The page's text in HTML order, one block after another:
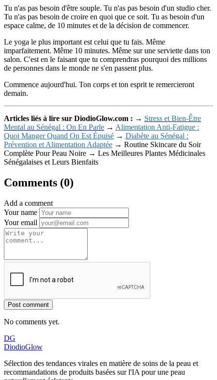
Tu n'as pas besoin d'être souple. Tu n'as pas besoin d'un studio cher.
Tu n'as pas besoin de croire en quoi que ce soit. Tu as besoin d'un
espace calme, de 10 minutes et de la décision de commencer.
Le yoga le plus important est celui que tu fais. Même
imparfaitement. Même 10 minutes. Même sur une serviette dans ton
salon. C'est en le faisant que tu comprendras pourquoi des millions
de personnes dans le monde ne s'en passent plus.
Commence aujourd'hui. Ton corps et ton esprit te remercieront
demain.
Articles liés à lire sur DiodioGlow.com : → Stress et Bien-Être
Mental au Sénégal : On En Parle → Alimentation Anti-Fatigue :
Quoi Manger Quand On Est Épuisé → Diabète au Sénégal :
Prévention et Alimentation Adaptée → Routine Skincare du Soir
Complète Pour Peau Noire → Les Meilleures Plantes Médicinales
Sénégalaises et Leurs Bienfaits
Comments (0)
Add a comment
Your name
Your email
Post comment
No comments yet.
DG
DiodioGlow
Sélection des tendances virales en matière de soins de la peau et
recommandations de produits basées sur l'IA pour une peau